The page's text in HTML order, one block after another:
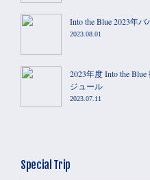
Into the Blue 2023年
2023.08.01
2023年度 Into the
ジュール
2023.07.11
Special Trip